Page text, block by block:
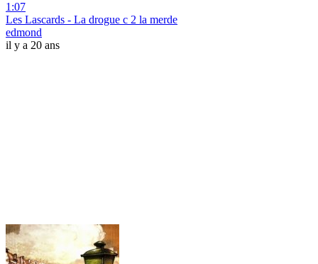
1:07
Les Lascards - La drogue c 2 la merde
edmond
il y a 20 ans